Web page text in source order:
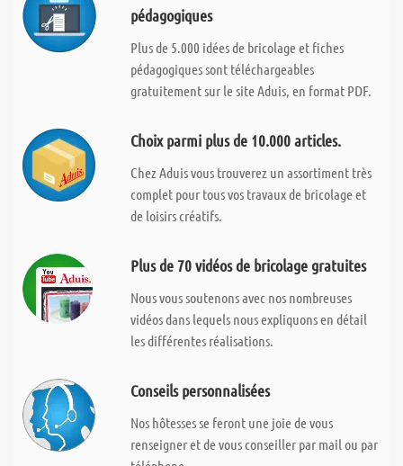
pédagogiques
Plus de 5.000 idées de bricolage et fiches
pédagogiques sont téléchargeables
gratuitement sur le site Aduis, en format PDF.
Choix parmi plus de 10.000 articles.
Chez Aduis vous trouverez un assortiment très
complet pour tous vos travaux de bricolage et
de loisirs créatifs.
Plus de 70 vidéos de bricolage gratuites
Nous vous soutenons avec nos nombreuses
vidéos dans lequels nous expliquons en détail
les différentes réalisations.
Conseils personnalisées
Nos hôtesses se feront une joie de vous
renseigner et de vous conseiller par mail ou par